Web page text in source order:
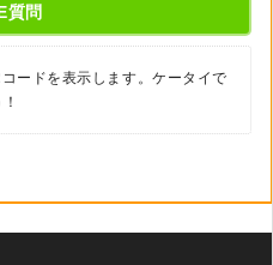
質問
ードを表示します。ケータイで